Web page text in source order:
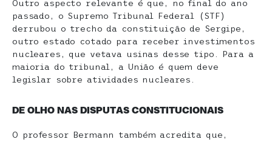
Outro aspecto relevante é que, no final do ano
passado, o Supremo Tribunal Federal (STF)
derrubou o trecho da constituição de Sergipe,
outro estado cotado para receber investimentos
nucleares, que vetava usinas desse tipo. Para a
maioria do tribunal, a União é quem deve
legislar sobre atividades nucleares.
DE OLHO NAS DISPUTAS CONSTITUCIONAIS
O professor Bermann também acredita que,